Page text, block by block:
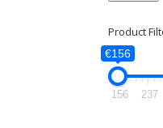
Product
€156
156 237